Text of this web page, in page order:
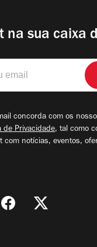
na sua caixa
concorda com os
de Privacidade, tal como
com notícias, eventos,